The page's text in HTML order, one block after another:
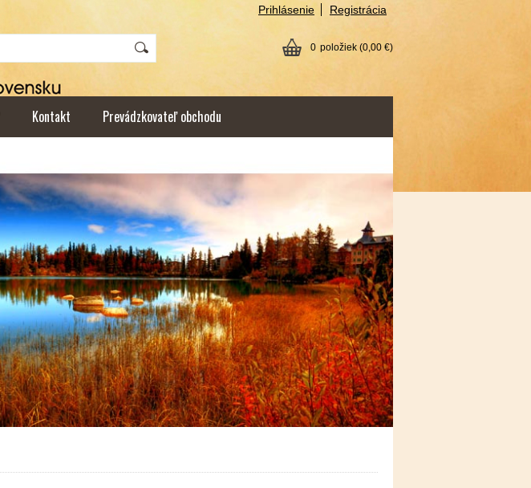
Prihlásenie Registrácia
0 položiek (0,00 €)
Kontakt Prevádzkovateľ obchodu